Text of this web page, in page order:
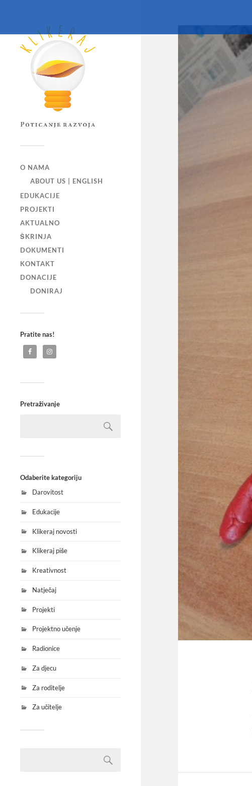
O NAMA
ABOUT US | ENGLISH
EDUKACIJE
PROJEKTI
AKTUALNO
ŠKRINJA
DOKUMENTI
KONTAKT
DONACIJE
DONIRAJ
Pratite nas!
Pretraživanje
Odaberite kategoriju
Darovitost
Edukacije
Klikeraj novosti
Klikeraj piše
Kreativnost
Natječaj
Projekti
Projektno učenje
Radionice
Za djecu
Za roditelje
Za učitelje